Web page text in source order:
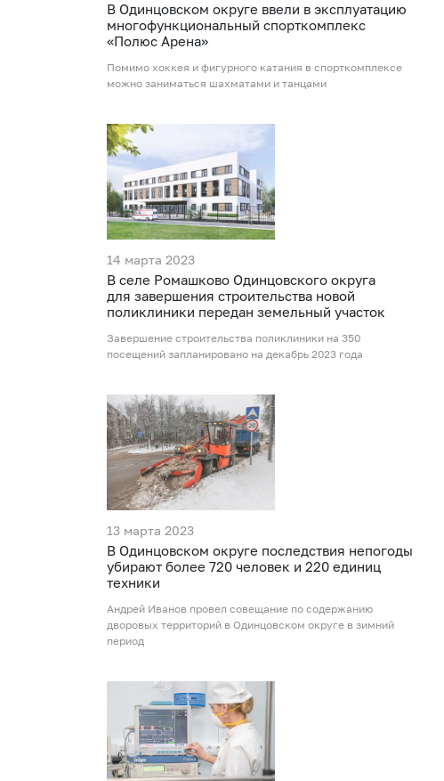
В Одинцовском округе ввели в эксплуатацию
многофункциональный спорткомплекс
«Полюс Арена»
Помимо хоккея и фигурного катания в спорткомплексе
можно заниматься шахматами и танцами
14 марта 2023
В селе Ромашково Одинцовского округа
для завершения строительства новой
поликлиники передан земельный участок
Завершение строительства поликлиники на 350
посещений запланировано на декабрь 2023 года
13 марта 2023
В Одинцовском округе последствия непогоды
убирают более 720 человек и 220 единиц
техники
Андрей Иванов провел совещание по содержанию
дворовых территорий в Одинцовском округе в зимний
период